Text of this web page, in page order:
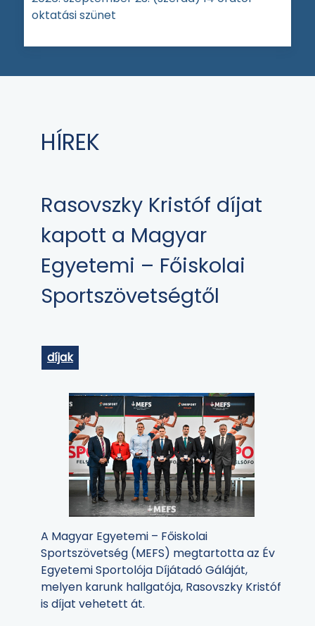
oktatási szünet
HÍREK
Rasovszky Kristóf díjat
kapott a Magyar
Egyetemi – Főiskolai
Sportszövetségtől
díjak
A Magyar Egyetemi – Főiskolai
Sportszövetség (MEFS) megtartotta az Év
Egyetemi Sportolója Díjátadó Gáláját,
melyen karunk hallgatója, Rasovszky Kristóf
is díjat vehetett át.